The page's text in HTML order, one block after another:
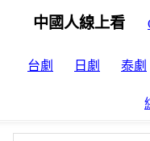
中國人線上看
台劇 日劇 泰劇